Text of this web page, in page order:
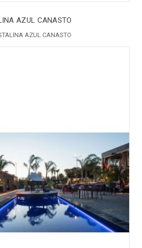
AZUL CANASTO
AZUL CANASTO